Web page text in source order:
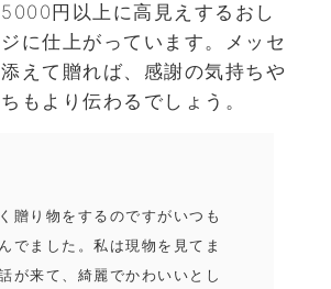
円以上に高見えするおし
に仕上がっています。メッセ
えて贈れば、感謝の気持ちや
もより伝わるでしょう。
贈り物をするのですがいつも
でました。私は現物を見てま
が来て、綺麗でかわいいとし